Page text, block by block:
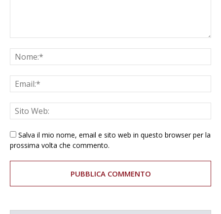
Salva il mio nome, email e sito web in questo browser per la
prossima volta che commento.